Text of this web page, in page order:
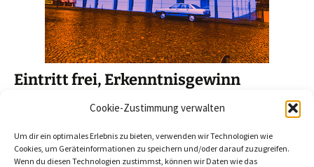
Cookie-Zustimmung verwalten
Um dir ein optimales Erlebnis zu bieten, verwenden wir Technologien wie
Cookies, um Geräteinformationen zu speichern und/oder darauf zuzugreifen.
Wenn du diesen Technologien zustimmst, können wir Daten wie das
Eintritt frei, Erkenntnisgewinn
unbezahlbar: Neue Saison der
Ausschuss-Sitzungen
2024-08-26 Werder Havel ausschuss sitzungen,havel
werder